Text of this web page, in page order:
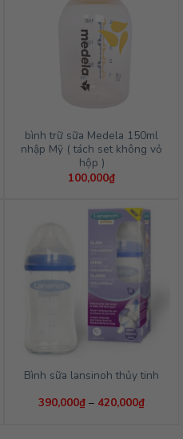
bình trữ sữa Medela 150ml
nhập Mỹ ( tách set không vỏ
hộp )
100,000₫
Bình sữa lansinoh thủy tinh
390,000₫ – 420,000₫Khoảng